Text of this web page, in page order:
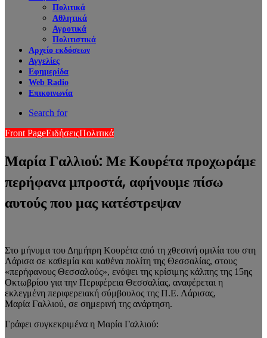
Πολιτικά
Αθλητικά
Αγροτικά
Πολιτιστικά
Αρχείο εκδόσεων
Αγγελίες
Εφημερίδα
Web Radio
Επικοινωνία
Search for
Front PageΕιδήσειςΠολιτικά
Μαρία Γαλλιού: Με Κουρέτα προχωράμε
περήφανα μπροστά, αφήνουμε πίσω
αυτούς που μας κατέστρεψαν
Στο μήνυμα του Δημήτρη Κουρέτα από τη χθεσινή ομιλία του στη
Λάρισα σε καθεμία και καθένα πολίτη της Θεσσαλίας, στους
«περήφανους Θεσσαλούς», ενόψει της κρίσιμης κάλπης της 15ης
Οκτωβρίου για την Περιφέρεια Θεσσαλίας, αναφέρεται η
εκλεγμένη περιφερειακή σύμβουλος της Π.Ε. Λάρισας,
Μαρία Γαλλιού, σε σημερινή της ανάρτηση.
Γράφει συγκεκριμένα η Μαρία Γαλλιού: